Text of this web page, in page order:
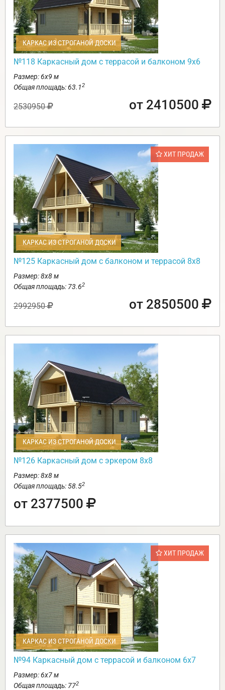
КАРКАС ИЗ СТРОГАНОЙ ДОСКИ
№118 Каркасный дом с террасой и балконом 9х6
Размер: 6х9 м
Общая площадь: 63.12
2530950 от 2410500
ХИТ ПРОДАЖ
КАРКАС ИЗ СТРОГАНОЙ ДОСКИ
№125 Каркасный дом с балконом и террасой 8х8
Размер: 8х8 м
Общая площадь: 73.62
2992950 от 2850500
КАРКАС ИЗ СТРОГАНОЙ ДОСКИ
№126 Каркасный дом с эркером 8х8
Размер: 8х8 м
Общая площадь: 58.52
от 2377500
ХИТ ПРОДАЖ
КАРКАС ИЗ СТРОГАНОЙ ДОСКИ
№94 Каркасный дом с террасой и балконом 6х7
Размер: 6х7 м
Общая площадь: 772